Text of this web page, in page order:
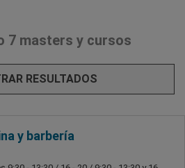
7 masters y cursos
RESULTADOS
y barbería